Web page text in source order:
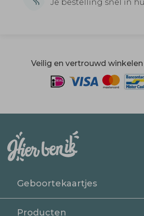
Je bestelling snel in
Veilig en vertrouwd
Geboortekaartjes
Producten